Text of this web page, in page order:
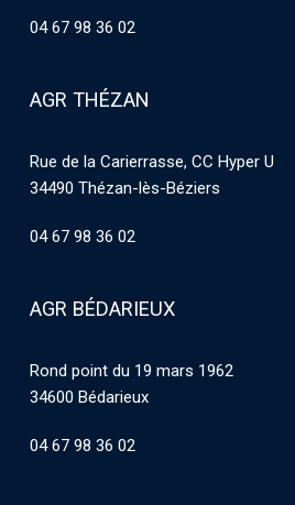
04 67 98 36 02
AGR THÉZAN
Rue de la Carierrasse, CC Hyper U
34490 Thézan-lès-Béziers
04 67 98 36 02
AGR BÉDARIEUX
Rond point du 19 mars 1962
34600 Bédarieux
04 67 98 36 02